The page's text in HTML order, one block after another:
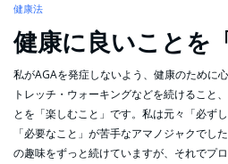
健康法
健康に良いことを
私がAGAを発症しないよう、健康のために
トレッチ・ウォーキングなどを続けること
とを「楽しむこと」です。私は元々「必ず
「必要なこと」が苦手なアマノジャクでし
の趣味をずっと続けていますが、それでプ